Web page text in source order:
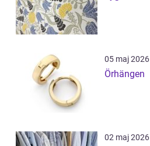
05 maj 2026
Örhängen
02 maj 2026